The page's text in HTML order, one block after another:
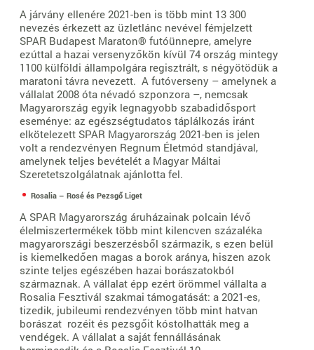
A járvány ellenére 2021-ben is több mint 13 300
nevezés érkezett az üzletlánc nevével fémjelzett
SPAR Budapest Maraton® futóünnepre, amelyre
ezúttal a hazai versenyzőkön kívül 74 ország mintegy
1100 külföldi állampolgára regisztrált, s négyötödük a
maratoni távra nevezett. A futóverseny – amelynek a
vállalat 2008 óta névadó szponzora –, nemcsak
Magyarország egyik legnagyobb szabadidősport
eseménye: az egészségtudatos táplálkozás iránt
elkötelezett SPAR Magyarország 2021-ben is jelen
volt a rendezvényen Regnum Életmód standjával,
amelynek teljes bevételét a Magyar Máltai
Szeretetszolgálatnak ajánlotta fel.
Rosalia – Rosé és Pezsgő Liget
A SPAR Magyarország áruházainak polcain lévő
élelmiszertermékek több mint kilencven százaléka
magyarországi beszerzésből származik, s ezen belül
is kiemelkedően magas a borok aránya, hiszen azok
szinte teljes egészében hazai borászatokból
származnak. A vállalat épp ezért örömmel vállalta a
Rosalia Fesztivál szakmai támogatását: a 2021-es,
tizedik, jubileumi rendezvényen több mint hatvan
borászat rozéit és pezsgőit kóstolhatták meg a
vendégek. A vállalat a saját fennállásának